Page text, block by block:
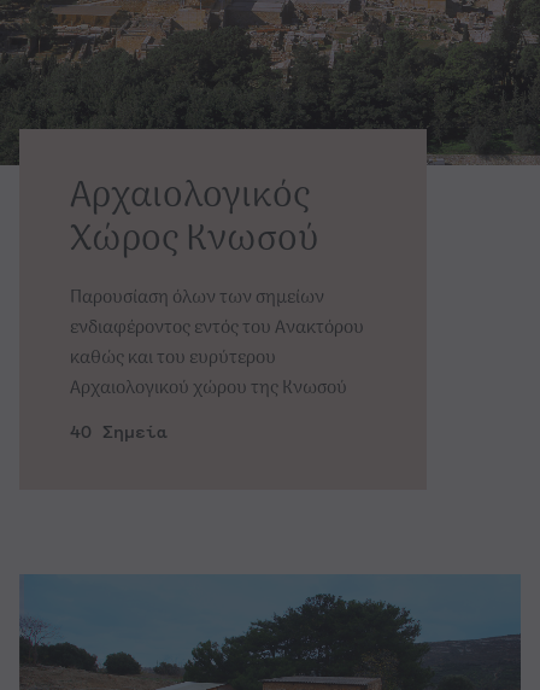
Αρχαιολογικός
Χώρος Κνωσού
Παρουσίαση όλων των σημείων
ενδιαφέροντος εντός του Ανακτόρου
καθώς και του ευρύτερου
Αρχαιολογικού χώρου της Kνωσού
40 Σημεία